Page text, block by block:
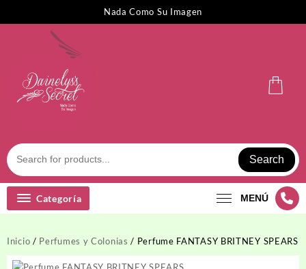
Nada Como Su Imagen
Search
Categoría MENÚ
Inicio / Perfumes y Colonias / Perfume FANTASY BRITNEY SPEARS